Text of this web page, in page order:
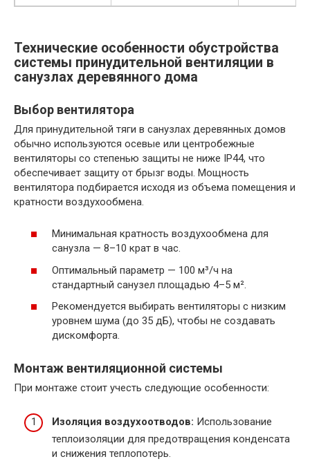
Технические особенности обустройства
системы принудительной вентиляции в
санузлах деревянного дома
Выбор вентилятора
Для принудительной тяги в санузлах деревянных домов
обычно используются осевые или центробежные
вентиляторы со степенью защиты не ниже IP44, что
обеспечивает защиту от брызг воды. Мощность
вентилятора подбирается исходя из объема помещения и
кратности воздухообмена.
Минимальная кратность воздухообмена для
санузла — 8–10 крат в час.
Оптимальный параметр — 100 м³/ч на
стандартный санузел площадью 4–5 м².
Рекомендуется выбирать вентиляторы с низким
уровнем шума (до 35 дБ), чтобы не создавать
дискомфорта.
Монтаж вентиляционной системы
При монтаже стоит учесть следующие особенности:
Изоляция воздухоотводов: Использование
теплоизоляции для предотвращения конденсата
и снижения теплопотерь.